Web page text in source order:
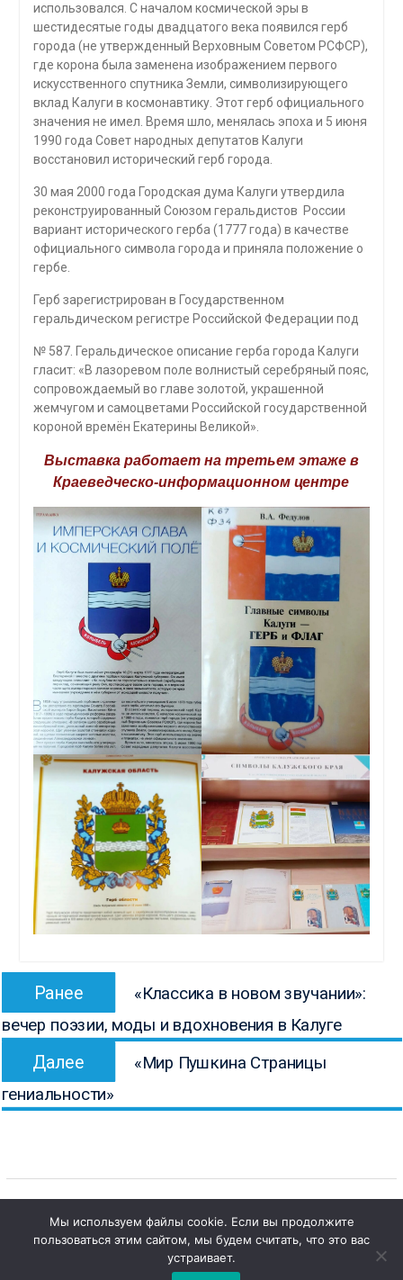
использовался. С началом космической эры в
шестидесятые годы двадцатого века появился герб
города (не утвержденный Верховным Советом РСФСР),
где корона была заменена изображением первого
искусственного спутника Земли, символизирующего
вклад Калуги в космонавтику. Этот герб официального
значения не имел. Время шло, менялась эпоха и 5 июня
1990 года Совет народных депутатов Калуги
восстановил исторический герб города.
30 мая 2000 года Городская дума Калуги утвердила
реконструированный Союзом геральдистов России
вариант исторического герба (1777 года) в качестве
официального символа города и приняла положение о
гербе.
Герб зарегистрирован в Государственном
геральдическом регистре Российской Федерации под
№ 587. Геральдическое описание герба города Калуги
гласит: «В лазоревом поле волнистый серебряный пояс,
сопровождаемый во главе золотой, украшенной
жемчугом и самоцветами Российской государственной
короной времён Екатерины Великой».
Выставка работает на третьем этаже в
Краеведческо-информационном центре
Навигация
записям
Ранее
запись:
«Классика в новом звучании»:
вечер поэзии, моды и вдохновения в Калуге
Далее
запись:
«Мир Пушкина Страницы
гениальности»
Copyright © Все права защищены.
КОНБ им. В.Г. Белинского
Мы используем файлы cookie. Если вы продолжите
пользоваться этим сайтом, мы будем считать, что это вас
устраивает.
1
Чат с
администратором